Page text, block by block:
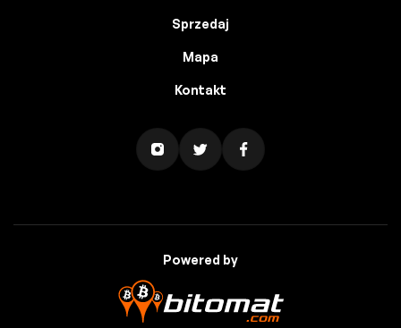
Sprzedaj
Mapa
Kontakt
Powered by